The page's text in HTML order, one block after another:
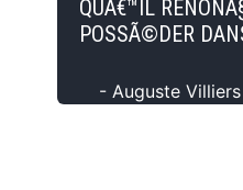
QUÂ€™IL
POSSÃ©DER
- Auguste